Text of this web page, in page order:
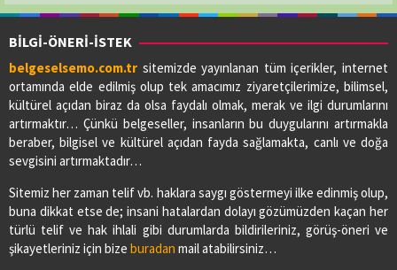
BİLGİ-ÖNERİ-İSTEK
belgeselsemo.com.tr sitemizde yayınlanan tüm içerikler, internet
ortamında elde edilmiş olup tek amacımız ziyaretçilerimize, bilimsel,
kültürel açıdan biraz da olsa faydalı olmak, merak ve ilgi durumlarını
artırmaktır… Çünkü belgeseller, insanların bu duygularını artırmakla
beraber, bilgisel ve kültürel açıdan fayda sağlamakta, canlı ve doğa
sevgisini artırmaktadır…
Sitemiz her zaman telif vb. haklara saygı göstermeyi ilke edinmiş olup,
buna dikkat etse de; insani hatalardan dolayı gözümüzden kaçan her
türlü telif ve hak ihlali gibi durumlarda bildirileriniz, görüş-öneri ve
şikayetleriniz için bize buradan mail atabilirsiniz…